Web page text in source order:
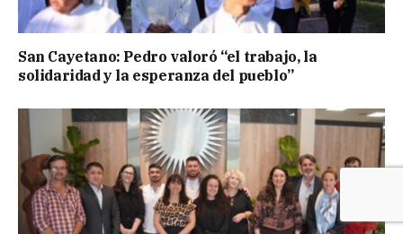
San Cayetano: Pedro valoró “el trabajo, la
solidaridad y la esperanza del pueblo”